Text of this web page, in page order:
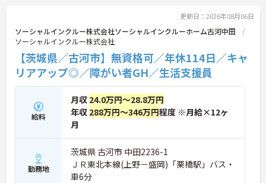
の職場です。介護経験を活かしたい方、福祉の資格
をお持ちの方、安定した法人でキャリアを築きたい
方におすすめです。
★おすすめPOINT★
・生活支援員からスタートし、サービス管理責任者
やエリアマネージャーへと続く明確なステップアッ
プの道筋が用意されています。急成長中の企業であ
るためポストも豊富にあり、専門性を高めながらマ
ネジメント職への挑戦も視野に入れていただけま
す。
かりと整備されています。オンとオフの切り替えを
明確にし、心身ともに充実した状態で長くご活躍い
ただけます。
更新日：2026年08月06日
ソーシャルインクルー株式会社ソーシャルインクルーホーム古河中田
ソーシャルインクルー株式会社
【茨城県／古河市】無資格可／年休114日／キャ
リアアップ◎／障がい者GH／生活支援員
給料
月収 24.0万円～28.8万円
年収 288万円～346万円程度 ※月給×12ヶ
月
勤務地
茨城県 古河市 中田2236-1
ＪＲ東北本線(上野－盛岡)「栗橋駅」バス・
車6分